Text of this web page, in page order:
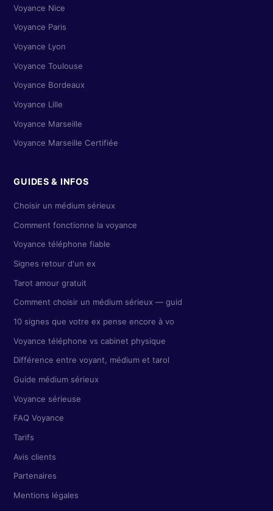
Voyance Nice
Voyance Paris
Voyance Lyon
Voyance Toulouse
Voyance Bordeaux
Voyance Lille
Voyance Marseille
Voyance Marseille Certifiée
GUIDES & INFOS
Choisir un médium sérieux
Comment fonctionne la voyance
Voyance téléphone fiable
Signes retour d'un ex
Tarot amour gratuit
Comment choisir un médium sérieux — guid
10 signes que votre ex pense encore à vo
Voyance téléphone vs cabinet physique
Différence entre voyant, médium et tarol
Guide médium sérieux
Voyance sérieuse
FAQ Voyance
Tarifs
Avis clients
Partenaires
Mentions légales